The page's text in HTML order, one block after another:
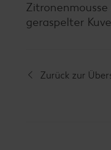
geraspelter
Zurück zur